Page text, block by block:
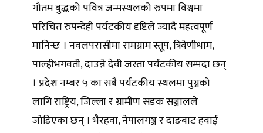
गौतम बुद्धको पवित्र जन्मस्थलको रुपमा विश्वमा
परिचित रुपन्देही पर्यटकीय दृष्टिले ज्यादै महत्वपूर्ण
मानिन्छ । नवलपरासीमा रामग्राम स्तूप, त्रिवेणीधाम,
पाल्हीभगवती, दाउन्ने देवी जस्ता पर्यटकीय सम्पदा छन्
। प्रदेश नम्बर ५ का सबै पर्यटकीय स्थलमा पुग्नको
लागि राष्ट्रिय, जिल्ला र ग्रामीण सडक सञ्जालले
जोडिएका छन् । भैरहवा, नेपालगञ्ज र दाङबाट हवाई